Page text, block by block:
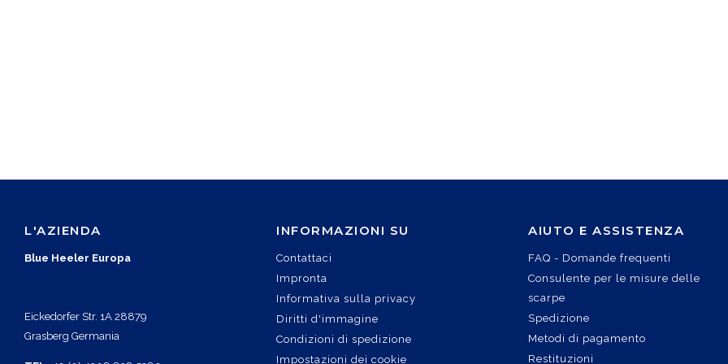
L'AZIENDA
Blue Heeler Europa
Eickedorfer Str. 1A 28879
Grasberg Germania
INFORMAZIONI SU
Contattaci
Impronta
Informativa sulla privacy
Diritti d'immagine
Condizioni di spedizione
Impostazioni dei cookie
AIUTO E ASSISTENZA
FAQ - Domande frequenti
Consulente per le misure delle
scarpe
Spedizione
Metodi di pagamento
Restituzioni